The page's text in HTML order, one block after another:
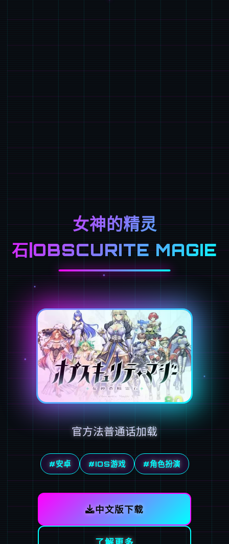
女神的精灵
石|OBSCURITE MAGIE
官方法普通话加载
#安卓 #IOS游戏 #角色扮演
中文版下载
了解更多